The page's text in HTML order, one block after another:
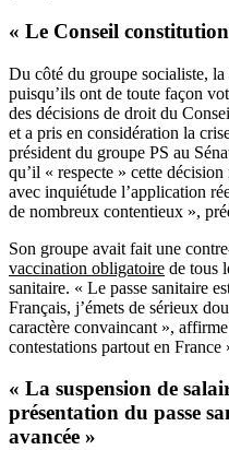
« Le Conseil
Du côté du groupe socialiste,
puisqu’ils ont de toute façon
des décisions de droit du
et a pris en considération la
président du groupe PS au
qu’il « respecte » cette
avec inquiétude l’application
de nombreux contentieux »,
Son groupe avait fait une
vaccination obligatoire de tous
sanitaire. « Le passe sanitaire
Français, j’émets de sérieux
caractère convaincant »,
contestations partout en France
« La suspension de
présentation du passe
avancée »